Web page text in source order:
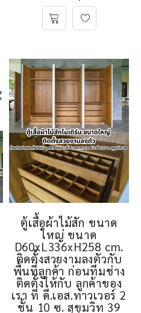
ตู้เสื้อผ้าไม้สัก ขนาด
ใหญ่ ขนาด
D60xL336xH258 cm.
ติดตั้งสวยงามลงตัวกับ
พื้นที่ลูกค้า ก่อนทีมช่าง
ติดตั้งให้กับ ลูกค้าของ
เรา ที่ ดี.เอส.ทาวเวอร์ 2
ชั้น 10 ซ. สุขุมวิท 39